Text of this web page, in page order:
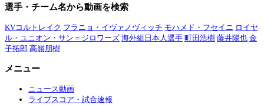
選手・チーム名から動画を検索
KVコルトレイク フラニョ・イヴァノヴィッチ モハメド・フセイニ ロイヤ
ル・ユニオン・サン＝ジロワーズ 海外組日本人選手 町田浩樹 藤井陽也 金
子拓郎 高嶺朋樹
メニュー
ニュース動画
ライブスコア・試合速報